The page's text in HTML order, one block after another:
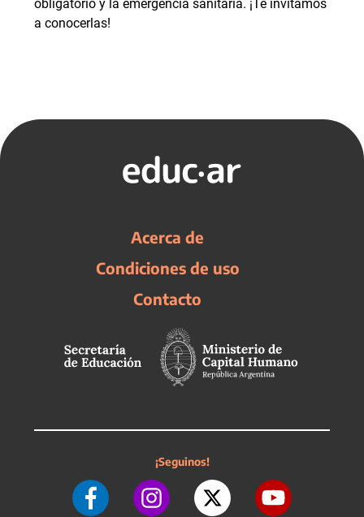
obligatorio y la emergencia sanitaria. ¡Te invitamos
a conocerlas!
Acerca de
Condiciones de uso
Contacto
¡Seguinos!